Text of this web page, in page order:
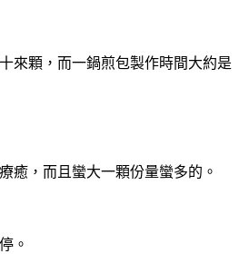
來顆，而一鍋煎包製作時間大約是
癒，而且蠻大一顆份量蠻多的。
。